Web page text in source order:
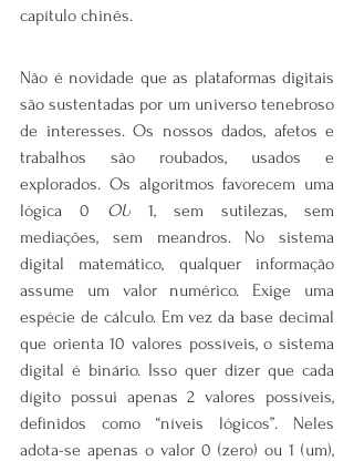
capítulo chinês.
Não é novidade que as plataformas digitais
são sustentadas por um universo tenebroso
de interesses. Os nossos dados, afetos e
trabalhos são roubados, usados e
explorados. Os algoritmos favorecem uma
lógica 0 OU 1, sem sutilezas, sem
mediações, sem meandros. No sistema
digital matemático, qualquer informação
assume um valor numérico. Exige uma
espécie de cálculo. Em vez da base decimal
que orienta 10 valores possíveis, o sistema
digital é binário. Isso quer dizer que cada
dígito possui apenas 2 valores possíveis,
definidos como “níveis lógicos”. Neles
adota-se apenas o valor 0 (zero) ou 1 (um),